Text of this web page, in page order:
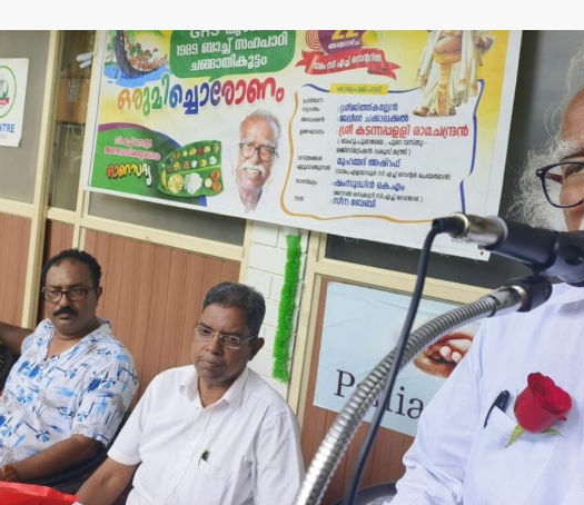
വാർത്തകൾ
മന്ത്രി അനൂപ് ജേക്കബ്
നാളെ
പാടിയോട്ടുചാലില്‍
മാവേലി സൂപ്പര്‍ സ്റ്റോര്‍
ഉദ്ഘാടനം ചെയ്യും.
admin3 August 6, 2026